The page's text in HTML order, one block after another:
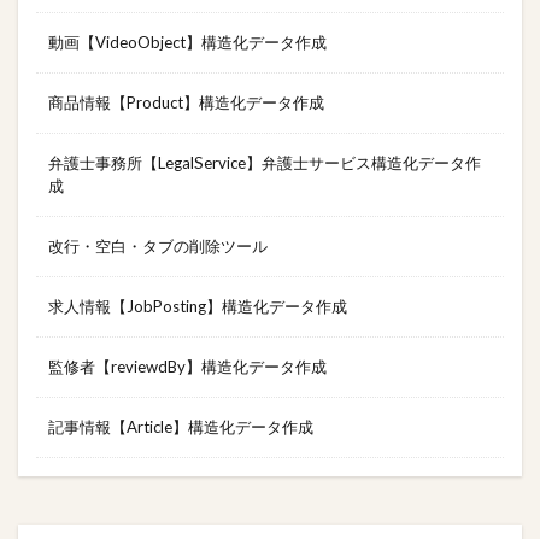
動画【VideoObject】構造化データ作成
商品情報【Product】構造化データ作成
弁護士事務所【LegalService】弁護士サービス構造化データ作
成
改行・空白・タブの削除ツール
求人情報【JobPosting】構造化データ作成
監修者【reviewdBy】構造化データ作成
記事情報【Article】構造化データ作成